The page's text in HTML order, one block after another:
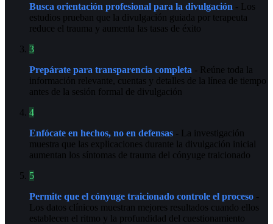
Busca orientación profesional para la divulgación - Los
estudios prueban que la divulgación guiada por terapeuta
reduce el trauma y aumenta las tasas de éxito
3
Prepárate para transparencia completa - Reúne toda la
información relevante, cuentas y detalles de la línea de tiempo
antes de la sesión formal de divulgación
4
Enfócate en hechos, no en defensas - La investigación
muestra que las explicaciones durante la divulgación inicial
aumentan los síntomas de trauma del cónyuge traicionado
5
Permite que el cónyuge traicionado controle el proceso -
Los datos clínicos muestran mejores resultados cuando ellos
establecen el ritmo y la profundidad del cuestionamiento